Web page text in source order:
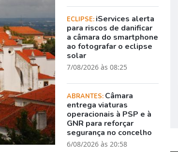
ECLIPSE: iServices alerta
para riscos de danificar
a câmara do smartphone
ao fotografar o eclipse
solar
7/08/2026 às 08:25
ABRANTES: Câmara
entrega viaturas
operacionais à PSP e à
GNR para reforçar
segurança no concelho
6/08/2026 às 20:58